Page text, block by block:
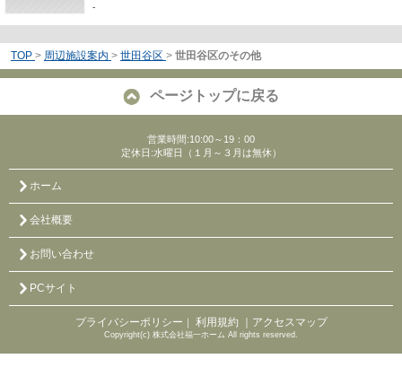
-
TOP > 周辺施設案内 > 世田谷区 > 世田谷区のその他
ページトップに戻る
営業時間:10:00～19：00
定休日:水曜日（１月～３月は無休）
ホーム
会社概要
お問い合わせ
PCサイト
プライバシーポリシー ｜ 利用規約 ｜アクセスマップ
Copyright(c) 株式会社福一ホーム All rights reserved.